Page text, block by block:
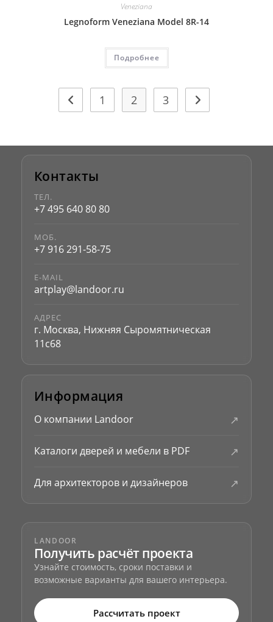
Veneziana
Legnoform Veneziana Model 8R-14
Подробнее
1 2 3
Контакты
ТЕЛ.
+7 495 640 80 80
МОБ.
+7 916 291-58-75
E-MAIL
artplay@landoor.ru
АДРЕС
г. Москва, Нижняя Сыромятническая
11с68
Информация
О компании Landoor ↗
Каталоги дверей и мебели в PDF ↗
Для архитекторов и дизайнеров ↗
LANDOOR
Получить расчёт проекта
Узнайте стоимость, сроки поставки и
возможные варианты для вашего интерьера.
Рассчитать проект